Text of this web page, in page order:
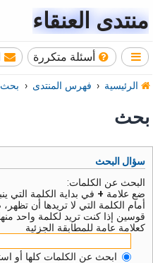
منتدى العنقاء
أسئلة متكررة
الرئيسية فهرس المنتدى بحث
بحث
سؤال البحث
البحث عن الكلمات:
ضع علامة + في بداية الكلمة التي
أمام الكلمة التي لا تريدها أن
قوسين إذا كنت تريد لكلمة واحد
كعلامة عامة للمطابقة الجزئية
ابحث عن الكلمات كلها أو